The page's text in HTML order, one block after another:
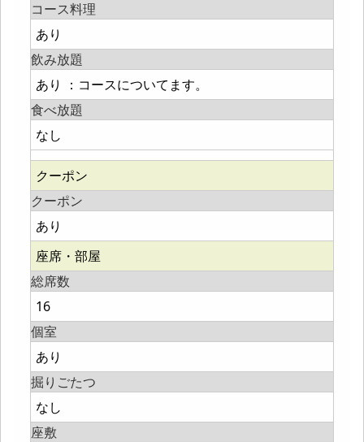
コース料理
あり
飲み放題
あり ：コースについてます。
食べ放題
なし
クーポン
クーポン
あり
座席・部屋
総席数
16
個室
あり
掘りごたつ
なし
座敷